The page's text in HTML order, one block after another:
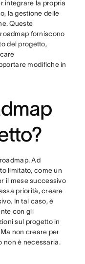
integrare la propria
la gestione delle
Queste
forniscono
del progetto,
modifiche in
Ad
limitato, come un
il mese successivo
priorità, creare
In tal caso, è
con gli
sul progetto in
non creare per
non è necessaria.